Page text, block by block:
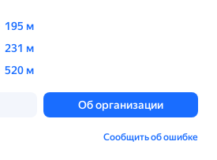
195 м
231 м
520 м
Об организации
Сообщить об ошибке